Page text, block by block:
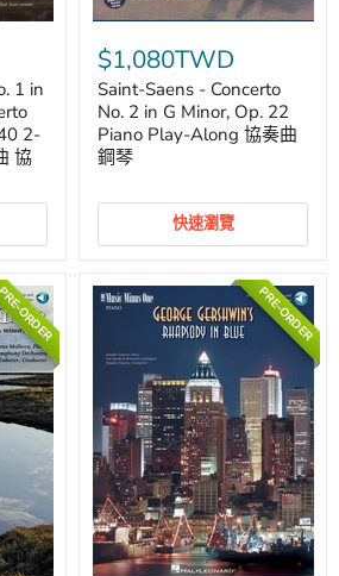
1 in
2-
協
Saint-
Saens
Concerto
No.
2
in
G
Op.
Piano
協
奏
鋼
琴
$1,080TWD
Saint-Saens - Concerto
No. 2 in G Minor, Op. 22
Piano Play-Along 協奏曲
鋼琴
快速瀏覽
ORDER PRE-ORDER